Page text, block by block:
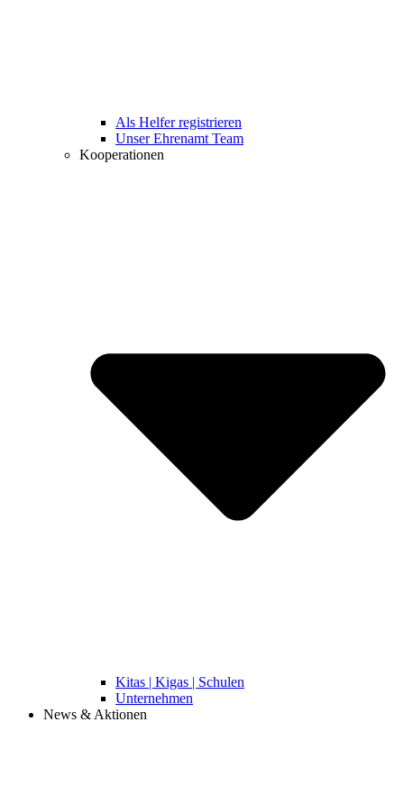
Als Helfer registrieren
Unser Ehrenamt Team
Kooperationen
Kitas | Kigas | Schulen
Unternehmen
News & Aktionen